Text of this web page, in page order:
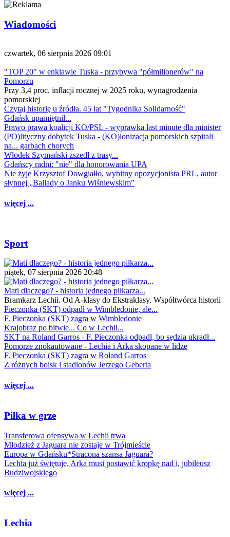
Wiadomości
czwartek, 06 sierpnia 2026 09:01
"TOP 20" w enklawie Tuska - przybywa "półmilionerów" na
Pomorzu
Przy 3,4 proc. inflacji rocznej w 2025 roku, wynagrodzenia
pomorskiej
Czytaj historię u źródła. 45 lat "Tygodnika Solidarność"
Gdańsk upamiętnił...
Prawo prawa koalicji KO/PSL - wyprawka last minute dla minister
(PO)lityczny dobytek Tuska - (KO)lonizacja pomorskich szpitali
na... garbach chorych
Włodek Szymański zszedł z trasy...
Gdańscy radni: "nie" dla honorowania UPA
Nie żyje Krzysztof Dowgiałło, wybitny opozycjonista PRL, autor
słynnej „Ballady o Janku Wiśniewskim”
więcej ...
Sport
piątek, 07 sierpnia 2026 20:48
Mati dlaczego? - historia jednego piłkarza...
Bramkarz Lechii. Od A-klasy do Ekstraklasy. Współtwórca historii
Pieczonka (SKT) odpadł w Wimbledonie, ale...
F. Pieczonka (SKT) zagra w Wimbledonie
Krajobraz po bitwie... Co w Lechii...
SKT na Roland Garros - F. Pieczonka odpadł, bo sędzia ukradł...
Pomorze znokautowane - Lechia i Arka skopane w lidze
F. Pieczonka (SKT) zagra w Roland Garros
Z różnych boisk i stadionów Jerzego Geberta
więcej ...
Piłka w grze
Transferowa ofensywa w Lechii trwa
Młodzież z Jaguara nie zostaje w Trójmieście
Europa w Gdańsku*Stracona szansa Jaguara?
Lechia już świętuje, Arka musi postawić kropkę nad i, jubileusz
Budziwojskiego
więcej ...
Lechia